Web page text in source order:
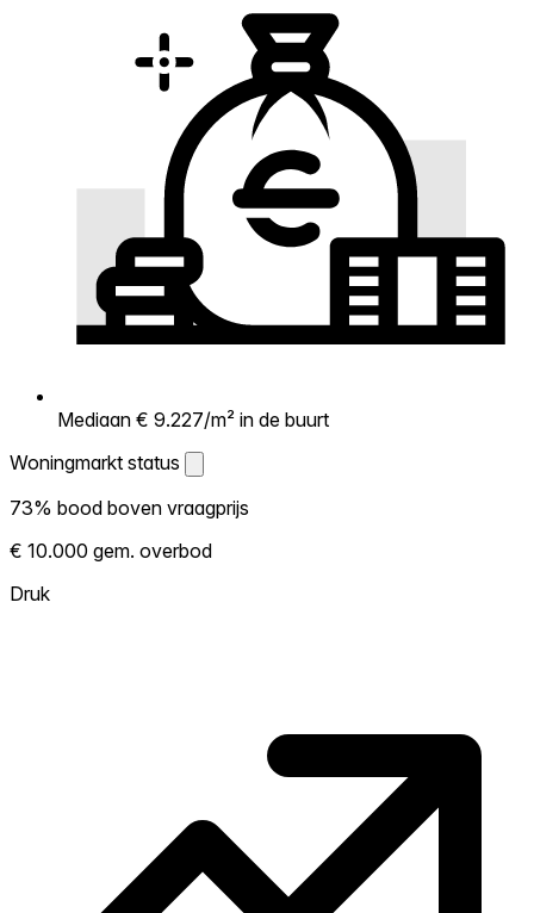
Mediaan € 9.227/m² in de buurt
Woningmarkt status
Woningmarkt status
Laat zien hoe competitief de markt hier is.
Hoe meer woningen boven vraagprijs
verkopen, hoe heter. Heet? Verwacht
73% bood boven vraagprijs
€ 10.000 gem. overbod
Druk